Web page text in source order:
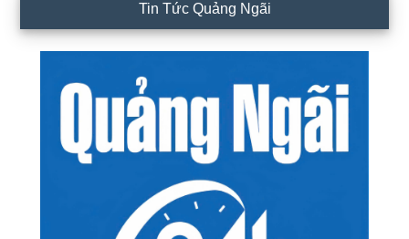
Tin Tức Quảng Ngãi